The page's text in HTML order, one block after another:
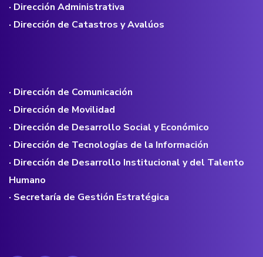
· Dirección Administrativa
· Dirección de Catastros y Avalúos
· Dirección de Comunicación
· Dirección de Movilidad
· Dirección de Desarrollo Social y Económico
· Dirección de Tecnologías de la Información
· Dirección de Desarrollo Institucional y del Talento
Humano
· Secretaría de Gestión Estratégica